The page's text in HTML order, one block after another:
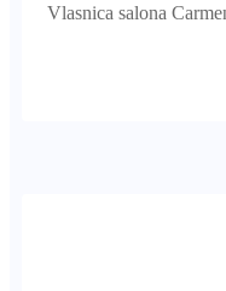
Vlasnica salona